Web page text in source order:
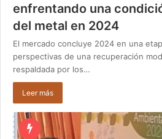
enfrentando una
del metal en 2024
El mercado concluye 2024 en una
perspectivas de una recuperación
respaldada por los…
Leer más